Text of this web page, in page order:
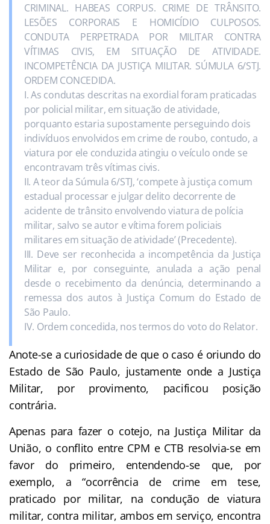
CRIMINAL. HABEAS CORPUS. CRIME DE TRÂNSITO.
LESÕES CORPORAIS E HOMICÍDIO CULPOSOS.
CONDUTA PERPETRADA POR MILITAR CONTRA
VÍTIMAS CIVIS, EM SITUAÇÃO DE ATIVIDADE.
INCOMPETÊNCIA DA JUSTIÇA MILITAR. SÚMULA 6/STJ.
ORDEM CONCEDIDA.
I. As condutas descritas na exordial foram praticadas
por policial militar, em situação de atividade,
porquanto estaria supostamente perseguindo dois
indivíduos envolvidos em crime de roubo, contudo, a
viatura por ele conduzida atingiu o veículo onde se
encontravam três vítimas civis.
II. A teor da Súmula 6/STJ, ‘compete à justiça comum
estadual processar e julgar delito decorrente de
acidente de trânsito envolvendo viatura de polícia
militar, salvo se autor e vítima forem policiais
militares em situação de atividade’ (Precedente).
III. Deve ser reconhecida a incompetência da Justiça
Militar e, por conseguinte, anulada a ação penal
desde o recebimento da denúncia, determinando a
remessa dos autos à Justiça Comum do Estado de
São Paulo.
IV. Ordem concedida, nos termos do voto do Relator.
Anote-se a curiosidade de que o caso é oriundo do
Estado de São Paulo, justamente onde a Justiça
Militar, por provimento, pacificou posição
contrária.
Apenas para fazer o cotejo, na Justiça Militar da
União, o conflito entre CPM e CTB resolvia-se em
favor do primeiro, entendendo-se que, por
exemplo, a “ocorrência de crime em tese,
praticado por militar, na condução de viatura
militar, contra militar, ambos em serviço, encontra